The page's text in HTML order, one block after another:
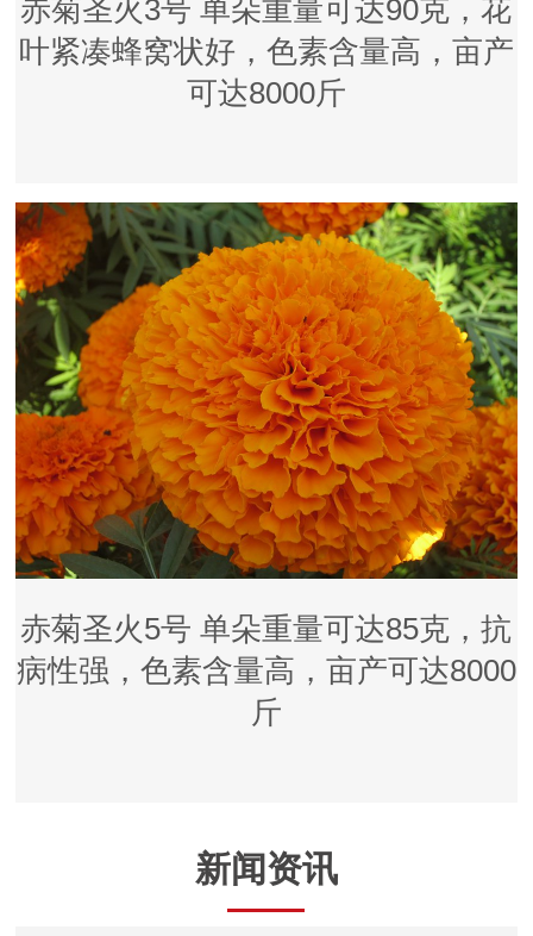
赤菊圣火3号 单朵重量可达90克，花
叶紧凑蜂窝状好，色素含量高，亩产
可达8000斤
赤菊圣火5号 单朵重量可达85克，抗
病性强，色素含量高，亩产可达8000
斤
新闻资讯